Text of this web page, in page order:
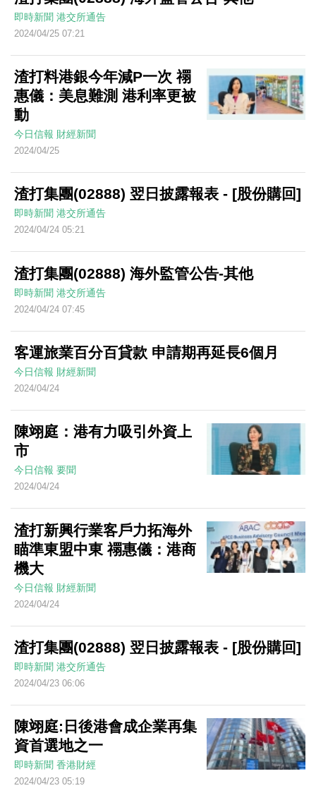
即時新聞 港交所通告
2024/04/25 07:21
渣打料港銀今年減P一次 禤
惠儀：美息難測 港利率更被
動
今日信報 財經新聞
2024/04/25
渣打集團(02888) 翌日披露報表 - [股份購回]
即時新聞 港交所通告
2024/04/24 05:21
渣打集團(02888) 海外監管公告-其他
即時新聞 港交所通告
2024/04/24 07:45
客運旅業百分百貸款 申請期再延長6個月
今日信報 財經新聞
2024/04/24
陳翊庭：港有力吸引外資上
市
今日信報 要聞
2024/04/24
渣打新興行業客戶力拓海外
瞄準東盟中東 禤惠儀：港商
機大
今日信報 財經新聞
2024/04/24
渣打集團(02888) 翌日披露報表 - [股份購回]
即時新聞 港交所通告
2024/04/23 06:06
陳翊庭:日後港會成企業再集
資首選地之一
即時新聞 香港財經
2024/04/23 05:19